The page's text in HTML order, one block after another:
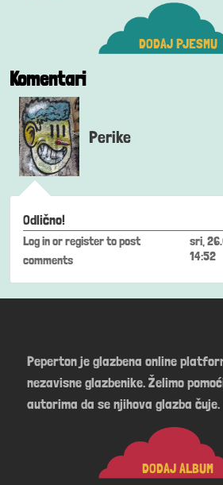
DODAJ PJESMU
Komentari
Perike
Odlično!
Log inorregisterto post
comments
sri,
14:52
Peperton je glazbena online
nezavisne glazbenike. Želimo
autorima da se njihova glazba čuje.
DODAJ ALBUM